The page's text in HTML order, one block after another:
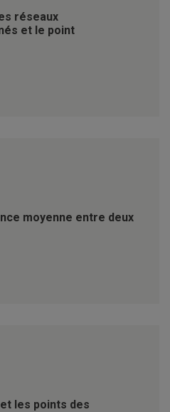
réseaux
et le point
moyenne entre deux
les points des